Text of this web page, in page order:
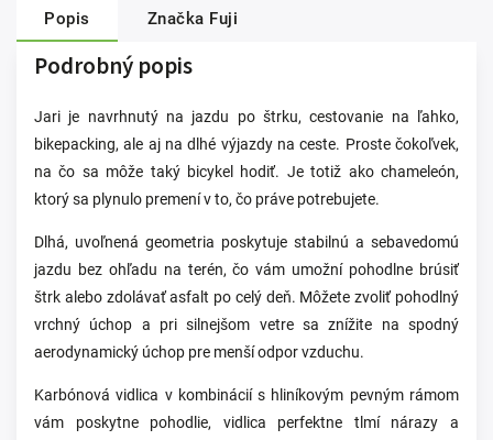
Popis Značka Fuji
Podrobný popis
Jari je navrhnutý na jazdu po štrku, cestovanie na ľahko,
bikepacking, ale aj na dlhé výjazdy na ceste. Proste čokoľvek,
na čo sa môže taký bicykel hodiť. Je totiž ako chameleón,
ktorý sa plynulo premení v to, čo práve potrebujete.
Dlhá, uvoľnená geometria poskytuje stabilnú a sebavedomú
jazdu bez ohľadu na terén, čo vám umožní pohodlne brúsiť
štrk alebo zdolávať asfalt po celý deň. Môžete zvoliť pohodlný
vrchný úchop a pri silnejšom vetre sa znížite na spodný
aerodynamický úchop pre menší odpor vzduchu.
Karbónová vidlica v kombinácií s hliníkovým pevným rámom
vám poskytne pohodlie, vidlica perfektne tlmí nárazy a